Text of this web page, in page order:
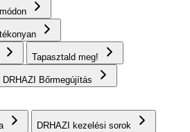
Tapasztald meg!
DRHAZI Bőrmegújítás
DRHAZI kezelési sorok